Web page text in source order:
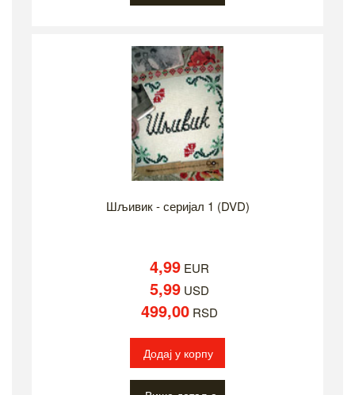
Шљивик - серијал 1 (DVD)
4,99 EUR
5,99 USD
499,00 RSD
Додај у корпу